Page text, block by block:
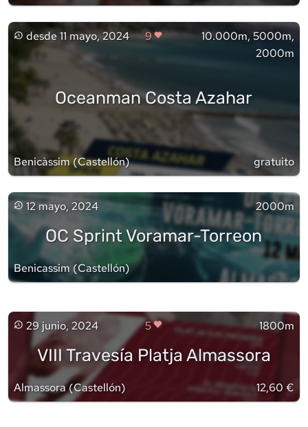
desde11 mayo, 2024 9
10.000m, 5000m,
2000m
Oceanman Costa Azahar
Benicàssim(Castellón) gratuito
12 mayo, 2024 2000m
OC Sprint Voramar-Torreon
Benicassim (Castellón)
29 junio, 2024 5 1800m
VIII Travesía Platja Almassora
Almassora(Castellón) 12,60 €